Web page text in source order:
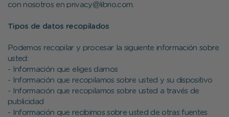
con nosotros en privacy@librio.com.
Tipos de datos recopilados
Podemos recopilar y procesar la siguiente información sobre
usted:
- Información que eliges darnos
- Información que recopilamos sobre usted y su dispositivo
- Información que recopilamos sobre usted a través de
publicidad
- Información que recibimos sobre usted de otras fuentes